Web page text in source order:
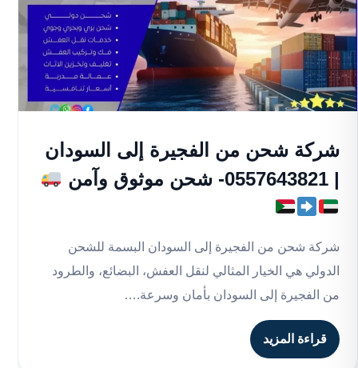
شركة شحن من الفجيرة إلى السودان
| 0557643821- شحن موثوق وآمن
شركة شحن من الفجيرة إلى السودان البسمة للشحن
الدولي هي الخيار المثالي لنقل العفش، البضائع، والطرود
من الفجيرة إلى السودان بأمان وسرعة.…
قراءة المزيد